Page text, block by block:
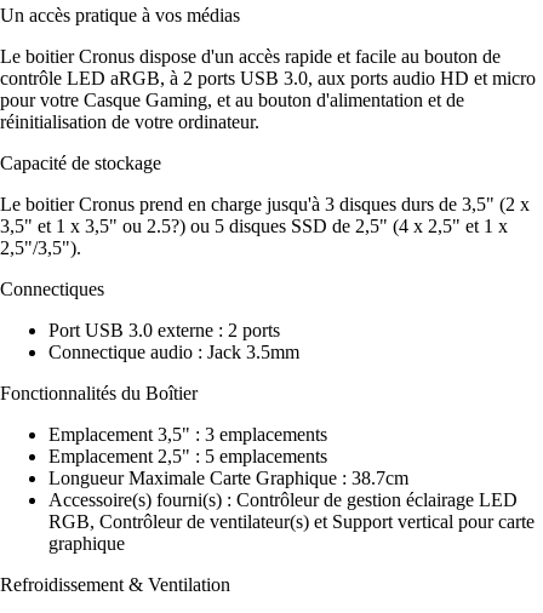
Un accès pratique à vos médias
Le boitier Cronus dispose d'un accès rapide et facile au bouton de
contrôle LED aRGB, à 2 ports USB 3.0, aux ports audio HD et micro
pour votre Casque Gaming, et au bouton d'alimentation et de
réinitialisation de votre ordinateur.
Capacité de stockage
Le boitier Cronus prend en charge jusqu'à 3 disques durs de 3,5" (2 x
3,5" et 1 x 3,5" ou 2.5?) ou 5 disques SSD de 2,5" (4 x 2,5" et 1 x
2,5"/3,5").
Connectiques
Port USB 3.0 externe : 2 ports
Connectique audio : Jack 3.5mm
Fonctionnalités du Boîtier
Emplacement 3,5" : 3 emplacements
Emplacement 2,5" : 5 emplacements
Longueur Maximale Carte Graphique : 38.7cm
Accessoire(s) fourni(s) : Contrôleur de gestion éclairage LED
RGB, Contrôleur de ventilateur(s) et Support vertical pour carte
graphique
Refroidissement & Ventilation